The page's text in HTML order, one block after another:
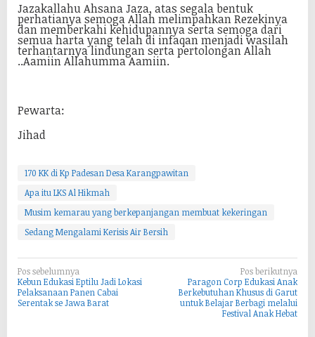
Jazakallahu Ahsana Jaza, atas segala bentuk
perhatianya semoga Allah melimpahkan Rezekinya
dan memberkahi kehidupannya serta semoga dari
semua harta yang telah di infaqan menjadi wasilah
terhantarnya lindungan serta pertolongan Allah
..Aamiin Allahumma Aamiin.
Pewarta:
Jihad
170 KK di Kp Padesan Desa Karangpawitan
Apa itu LKS Al Hikmah
Musim kemarau yang berkepanjangan membuat kekeringan
Sedang Mengalami Kerisis Air Bersih
N
a
v
Pos sebelumnya
Kebun Edukasi Eptilu Jadi Lokasi
Pelaksanaan Panen Cabai
Serentak se Jawa Barat
Pos berikutnya
Paragon Corp Edukasi Anak
Berkebutuhan Khusus di Garut
untuk Belajar Berbagi melalui
Festival Anak Hebat